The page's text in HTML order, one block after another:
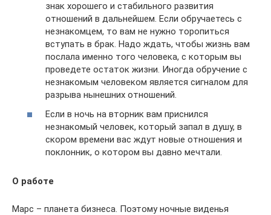
знак хорошего и стабильного развития
отношений в дальнейшем. Если обручаетесь с
незнакомцем, то вам не нужно торопиться
вступать в брак. Надо ждать, чтобы жизнь вам
послала именно того человека, с которым вы
проведете остаток жизни. Иногда обручение с
незнакомым человеком является сигналом для
разрыва нынешних отношений.
Если в ночь на вторник вам приснился
незнакомый человек, который запал в душу, в
скором времени вас ждут новые отношения и
поклонник, о котором вы давно мечтали.
О работе
Марс – планета бизнеса. Поэтому ночные виденья